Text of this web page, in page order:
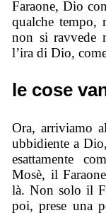
Faraone, Dio
qualche tempo,
non si ravvede
l’ira di Dio,
le cose
Ora, arriviamo
ubbidiente a
esattamente
Mosè, il
là. Non solo il
poi, prese una